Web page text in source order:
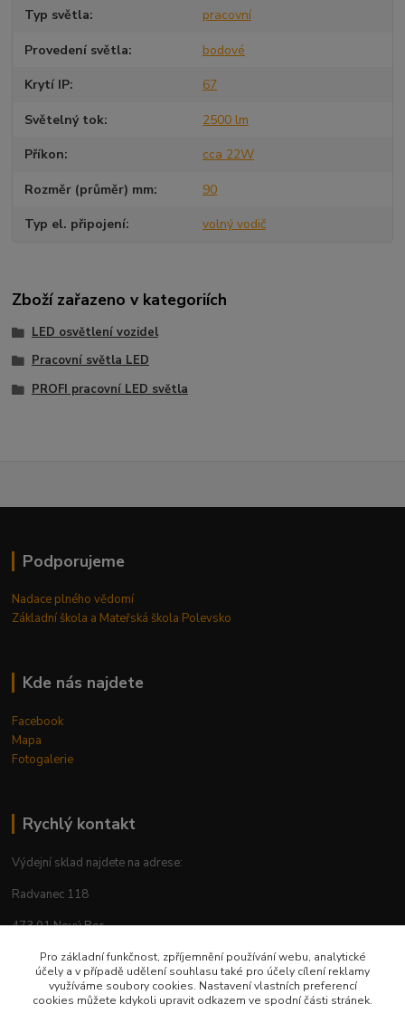
Typ světla pracovní
Provedení světla bodové
Krytí IP 67
Světelný tok 2500 lm
Příkon cca 22W
Rozměr (průměr) mm 90
Typ el. připojení volný vodič
Zboží zařazeno v kategoriích
LED osvětlení vozidel
Pracovní světla LED
PROFI pracovní LED světla
Podporujeme
Nadace plného vědomí
Základní škola a Mateřská škola Polevsko
Kde nás najdete
Facebook
Mapa
Fotogalerie
Rychlý kontakt
Výdejní sklad najdete na adrese:
Radvanec 118
473 01 Nový Bor
tel: +420 605 283 713
Pro základní funkčnost, zpříjemnění používání webu, analytické
účely a v případě udělení souhlasu také pro účely cílení reklamy
využíváme soubory cookies. Nastavení vlastních preferencí
cookies můžete kdykoli upravit odkazem ve spodní části stránek.